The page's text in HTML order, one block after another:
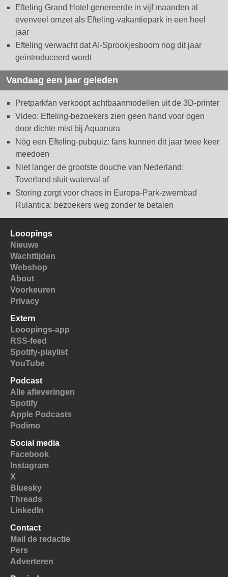
Efteling Grand Hotel genereerde in vijf maanden al
evenveel omzet als Efteling-vakantiepark in een heel
jaar
Efteling verwacht dat AI-Sprookjesboom nog dit jaar
geïntroduceerd wordt
Vandaag een jaar geleden
Pretparkfan verkoopt achtbaanmodellen uit de 3D-printer
Video: Efteling-bezoekers zien geen hand voor ogen
door dichte mist bij Aquanura
Nóg een Efteling-pubquiz: fans kunnen dit jaar twee keer
meedoen
Niet langer de grootste douche van Nederland:
Toverland sluit waterval af
Storing zorgt voor chaos in Europa-Park-zwembad
Rulantica: bezoekers weg zonder te betalen
Looopings
Nieuws
Wachttijden
Webshop
About
Voorkeuren
Privacy
Extern
Looopings-app
RSS-feed
Spotify-playlist
YouTube
Podcast
Alle afleveringen
Spotify
Apple Podcasts
Podimo
Social media
Facebook
Instagram
X
Bluesky
Threads
LinkedIn
Contact
Mail de redactie
Pers
Adverteren